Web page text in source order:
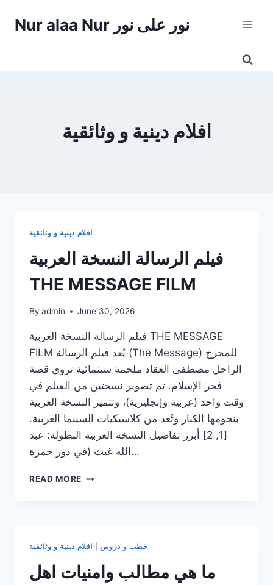
Nur alaa Nur نور على نور
افلام دينية و وثائقية
افلام دينية و وثائقية
فيلم الرسالة النسخة العربية
THE MESSAGE FILM
By admin June 30, 2026
فيلم الرسالة النسخة العربية THE MESSAGE
FILM يُعد فيلم الرسالة (The Message) للمخرج
الراحل مصطفى العقاد ملحمة سينمائية تروي قصة
فجر الإسلام. تم تصوير نسختين من الفيلم في
وقت واحد (عربية وإنجليزية)، وتتميز النسخة العربية
بنجومها الكبار وتُعد من كلاسيكيات السينما العربية.
[1, 2] أبرز تفاصيل النسخة العربية البطولة: عبد
الله غيث (في دور حمزة…
READ MORE فيلم
MESSAGE
FILM
خطب و دروس افلام دينية و وثائقية
ما هي مطالب وامنيات اهل